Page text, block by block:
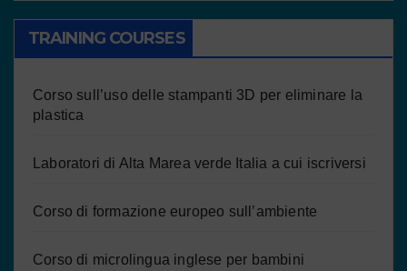
TRAINING COURSES
Corso sull’uso delle stampanti 3D per eliminare la
plastica
Laboratori di Alta Marea verde Italia a cui iscriversi
Corso di formazione europeo sull’ambiente
Corso di microlingua inglese per bambini